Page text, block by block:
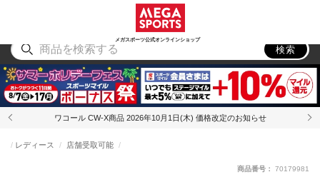
メガスポーツ公式オンラインショップ
アウトドア
検索
ワコール CW-X商品 2026年10月1日(木) 価格改定のお知らせ
レディース 店舗受取可能
商品番号： 70179981